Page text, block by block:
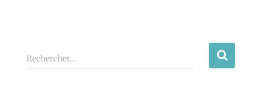
Rechercher…